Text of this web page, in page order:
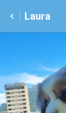
Laura